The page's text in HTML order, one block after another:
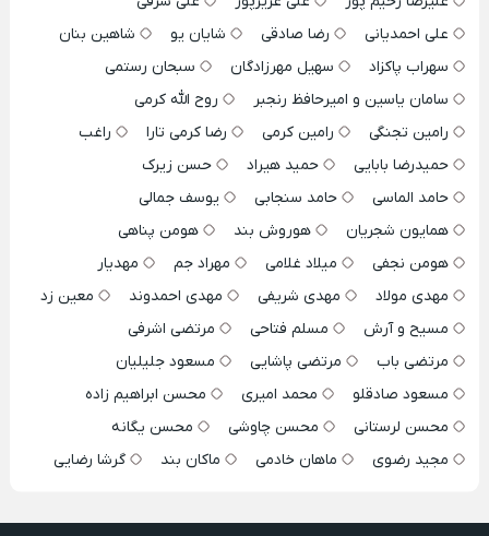
علی احمدیانی
رضا صادقی شایان یو
شاهین بنان
سهراب پاکزاد
سهیل مهرزادگان
سبحان رستمی
سامان یاسین و امیرحافظ رنجبر
روح الله کرمی
رامین تجنگی
رامین کرمی رضا کرمی تارا
راغب
حمیدرضا بابایی
حمید هیراد
حسن زیرک
حامد الماسی
حامد سنجابی
یوسف جمالی
همایون شجریان
هوروش بند
هومن پناهی
هومن نجفی
میلاد غلامی مهراد جم
مهدیار
مهدی مولاد
مهدی شریفی مهدی احمدوند
معین زد
مسیح و آرش
مسلم فتاحی
مرتضی اشرفی
مرتضی باب
مرتضی پاشایی
مسعود جلیلیان
مسعود صادقلو
محمد امیری
محسن ابراهیم زاده
محسن لرستانی
محسن چاوشی
محسن یگانه
مجید رضوی
ماهان خادمی ماکان بند گرشا رضایی